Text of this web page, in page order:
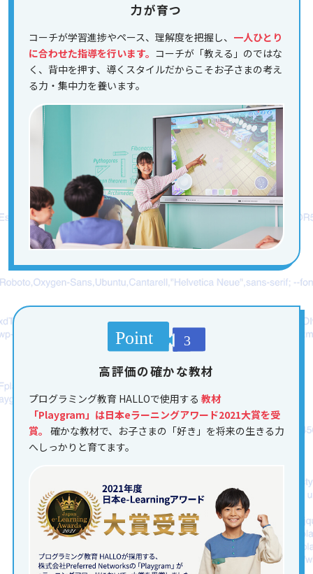
力が育つ
コーチが学習進捗やペース、理解度を把握し、 一人ひとり
に合わせた指導を行います。 コーチが「教える」のではな
く、背中を押す、導くスタイルだからこそお子さまの考え
る力・集中力を養います。
高評価の確かな教材
プログラミング教育 HALLOで使用する 教材
「Playgram」は日本eラーニングアワード2021大賞を受
賞。 確かな教材で、お子さまの「好き」を将来の生きる力
へしっかりと育てます。